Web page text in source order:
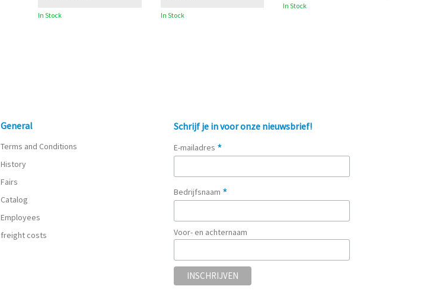
In Stock In Stock
In Stock
General
Terms and Conditions
History
Fairs
Catalog
Employees
freight costs
Schrijf je in voor onze nieuwsbrief!
E-mailadres *
Bedrijfsnaam *
Voor- en achternaam